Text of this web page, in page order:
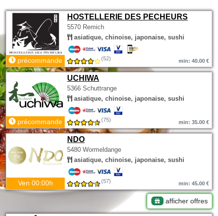
HOSTELLERIE DES PECHEURS
5570 Remich
asiatique, chinoise, japonaise, sushi
précommande (52) min: 40.00 €
UCHIWA
5366 Schuttrange
asiatique, chinoise, japonaise, sushi
précommande (75) min: 35.00 €
NDO
5480 Wormeldange
asiatique, chinoise, japonaise, sushi
Ven 00:00h (57) min: 45.00 €
afficher offres